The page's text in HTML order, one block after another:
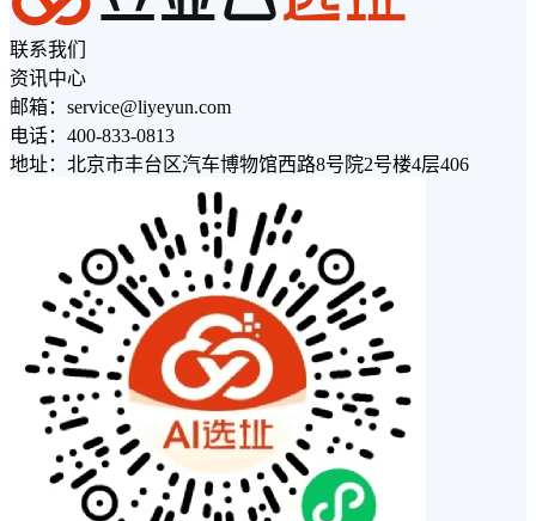
联系我们
资讯中心
邮箱：service@liyeyun.com
电话：400-833-0813
地址：北京市丰台区汽车博物馆西路8号院2号楼4层406